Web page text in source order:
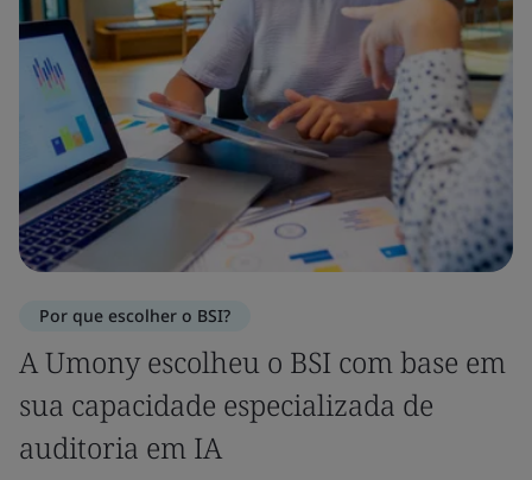
Por que escolher o BSI?
A Umony escolheu o BSI com base em
sua capacidade especializada de
auditoria em IA